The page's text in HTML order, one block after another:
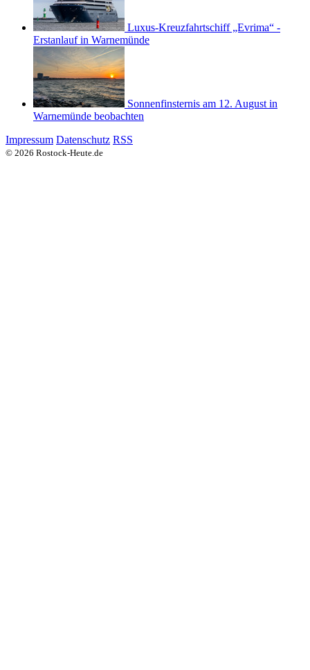
Luxus-Kreuzfahrtschiff „Evrima“ -
Erstanlauf in Warnemünde
Sonnenfinsternis am 12. August in
Warnemünde beobachten
Impressum Datenschutz RSS
© 2026 Rostock-Heute.de